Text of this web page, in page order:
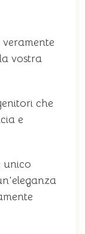
vostra
che
e
unico